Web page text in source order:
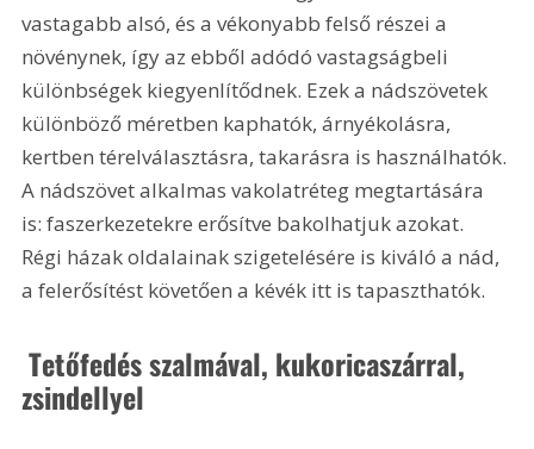
vastagabb alsó, és a vékonyabb felső részei a
növénynek, így az ebből adódó vastagságbeli
különbségek kiegyenlítődnek. Ezek a nádszövetek
különböző méretben kaphatók, árnyékolásra,
kertben térelválasztásra, takarásra is használhatók.
A nádszövet alkalmas vakolatréteg megtartására
is: faszerkezetekre erősítve bakolhatjuk azokat.
Régi házak oldalainak szigetelésére is kiváló a nád,
a felerősítést követően a kévék itt is tapaszthatók.
Tetőfedés szalmával, kukoricaszárral,
zsindellyel